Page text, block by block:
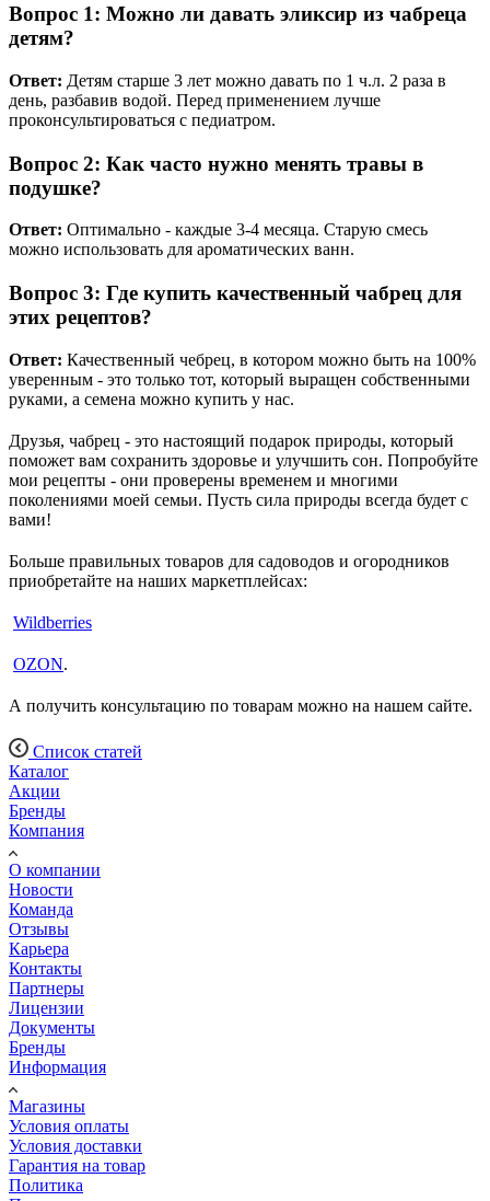
Вопрос 1: Можно ли давать эликсир из чабреца
детям?
Ответ: Детям старше 3 лет можно давать по 1 ч.л. 2 раза в
день, разбавив водой. Перед применением лучше
проконсультироваться с педиатром.
Вопрос 2: Как часто нужно менять травы в
подушке?
Ответ: Оптимально - каждые 3-4 месяца. Старую смесь
можно использовать для ароматических ванн.
Вопрос 3: Где купить качественный чабрец для
этих рецептов?
Ответ: Качественный чебрец, в котором можно быть на 100%
уверенным - это только тот, который выращен собственными
руками, а семена можно купить у нас.
Друзья, чабрец - это настоящий подарок природы, который
поможет вам сохранить здоровье и улучшить сон. Попробуйте
мои рецепты - они проверены временем и многими
поколениями моей семьи. Пусть сила природы всегда будет с
вами!
Больше правильных товаров для садоводов и огородников
приобретайте на наших маркетплейсах:
Wildberries
OZON.
А получить консультацию по товарам можно на нашем сайте.
Список статей
Каталог
Акции
Бренды
Компания
О компании
Новости
Команда
Отзывы
Карьера
Контакты
Партнеры
Лицензии
Документы
Бренды
Информация
Магазины
Условия оплаты
Условия доставки
Гарантия на товар
Политика